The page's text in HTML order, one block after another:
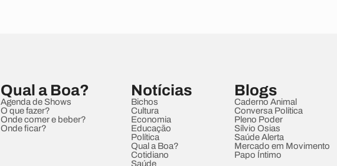
Qual a Boa?
Agenda de Shows
O que fazer?
Onde comer e beber?
Onde ficar?
Notícias
Bichos
Cultura
Economia
Educação
Política
Qual a Boa?
Cotidiano
Saúde
Blogs
Caderno Animal
Conversa Política
Pleno Poder
Sílvio Osias
Saúde Alerta
Mercado em Movimento
Papo Íntimo